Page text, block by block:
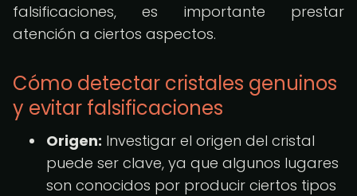
falsificaciones, es importante prestar
atención a ciertos aspectos.
Cómo detectar cristales genuinos
y evitar falsificaciones
Origen: Investigar el origen del cristal
puede ser clave, ya que algunos lugares
son conocidos por producir ciertos tipos